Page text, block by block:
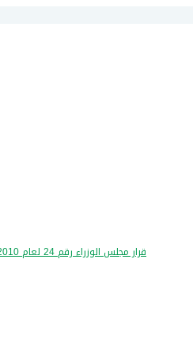
قرار مجلس الوزراء رقم 24 لعام 2010م بالائحة التنفيذية لقانون مزاولة مهنة تدقيق الحسابات رقم 9 لسنة 2004م